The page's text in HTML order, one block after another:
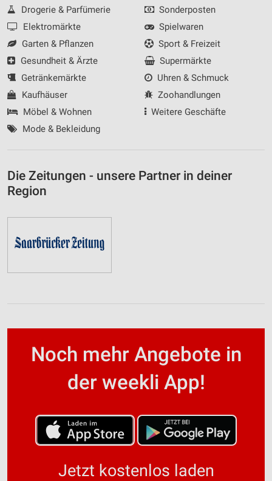
Drogerie & Parfümerie
Elektromärkte
Garten & Pflanzen
Gesundheit & Ärzte
Getränkemärkte
Kaufhäuser
Möbel & Wohnen
Mode & Bekleidung
Sonderposten
Spielwaren
Sport & Freizeit
Supermärkte
Uhren & Schmuck
Zoohandlungen
Weitere Geschäfte
Die Zeitungen - unsere Partner in deiner
Region
Noch mehr Angebote in
der weekli App!
Jetzt kostenlos laden